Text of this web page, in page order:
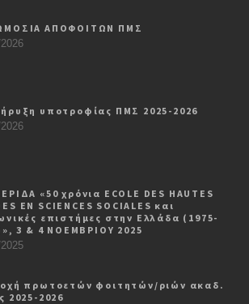
ΑΠΟΦΟΙΤΩΝ ΠΜΣ
υποτροφίας ΠΜΣ 2025-2026
«50 χρόνια ECOLE DES HAUTES
EN SCIENCES SOCIALES και
επιστήμες στην Ελλάδα (1975-
3 & 4 ΝΟΕΜΒΡΙΟΥ 2025
πρωτοετών φοιτητών/ριών ακαδ.
2025-2026